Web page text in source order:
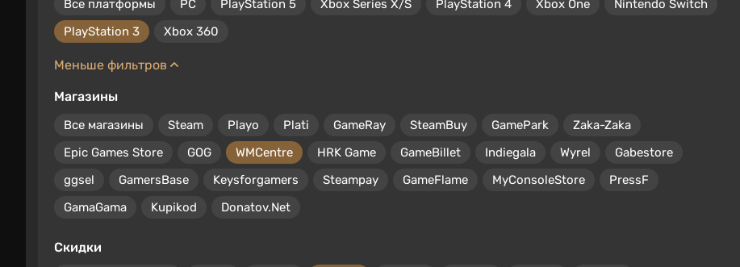
Все платформы PC PlayStation 5 Xbox Series X/S PlayStation 4 Xbox One
Nintendo Switch
PlayStation 3
Xbox 360
Меньше фильтров
Магазины
Все магазины Steam Playo Plati GameRay SteamBuy GamePark
Zaka-Zaka
Epic Games Store
GOG WMCentre HRK Game GameBillet Indiegala Wyrel
Gabestore
ggsel
GamersBase Keysforgamers Steampay GameFlame MyConsoleStore
PressF
GamaGama
Kupikod Donatov.Net
Скидки